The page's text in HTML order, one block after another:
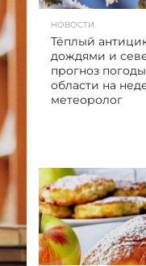
НОВОСТИ
Тёплый
дождями и
прогноз
области на
метеоролог